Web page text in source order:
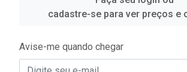
cadastre-se para ver preços e
Avise-me quando chegar